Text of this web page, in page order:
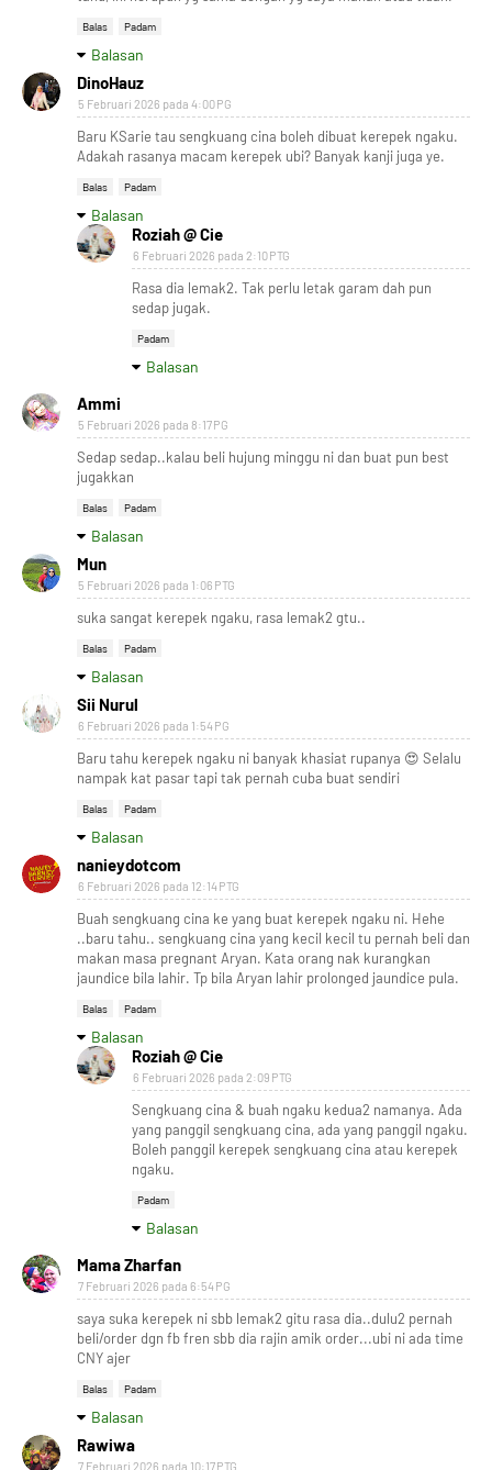
Balas Padam
Balasan
DinoHauz
5 Februari 2026 pada 4:00 PG
Baru KSarie tau sengkuang cina boleh dibuat kerepek ngaku.
Adakah rasanya macam kerepek ubi? Banyak kanji juga ye.
Balas Padam
Balasan
Roziah @ Cie
6 Februari 2026 pada 2:10 PTG
Rasa dia lemak2. Tak perlu letak garam dah pun
sedap jugak.
Padam
Balasan
Ammi
5 Februari 2026 pada 8:17 PG
Sedap sedap..kalau beli hujung minggu ni dan buat pun best
jugakkan
Balas Padam
Balasan
Mun
5 Februari 2026 pada 1:06 PTG
suka sangat kerepek ngaku, rasa lemak2 gtu..
Balas Padam
Balasan
Sii Nurul
6 Februari 2026 pada 1:54 PG
Baru tahu kerepek ngaku ni banyak khasiat rupanya 😍 Selalu
nampak kat pasar tapi tak pernah cuba buat sendiri
Balas Padam
Balasan
nanieydotcom
6 Februari 2026 pada 12:14 PTG
Buah sengkuang cina ke yang buat kerepek ngaku ni. Hehe
..baru tahu.. sengkuang cina yang kecil kecil tu pernah beli dan
makan masa pregnant Aryan. Kata orang nak kurangkan
jaundice bila lahir. Tp bila Aryan lahir prolonged jaundice pula.
Balas Padam
Balasan
Roziah @ Cie
6 Februari 2026 pada 2:09 PTG
Sengkuang cina & buah ngaku kedua2 namanya. Ada
yang panggil sengkuang cina, ada yang panggil ngaku.
Boleh panggil kerepek sengkuang cina atau kerepek
ngaku.
Padam
Balasan
Mama Zharfan
7 Februari 2026 pada 6:54 PG
saya suka kerepek ni sbb lemak2 gitu rasa dia..dulu2 pernah
beli/order dgn fb fren sbb dia rajin amik order...ubi ni ada time
CNY ajer
Balas Padam
Balasan
Rawiwa
7 Februari 2026 pada 10:17 PTG